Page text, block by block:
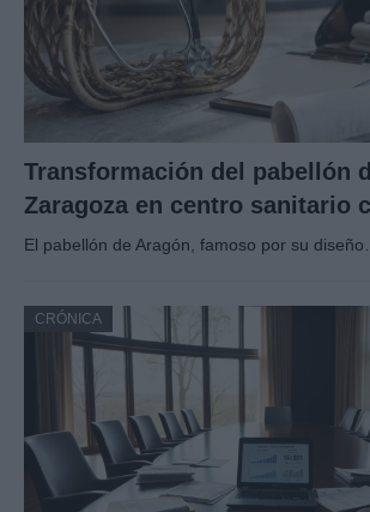
Transformación del pabellón
Zaragoza en centro sanitario
El pabellón de Aragón, famoso por su
CRÓNICA